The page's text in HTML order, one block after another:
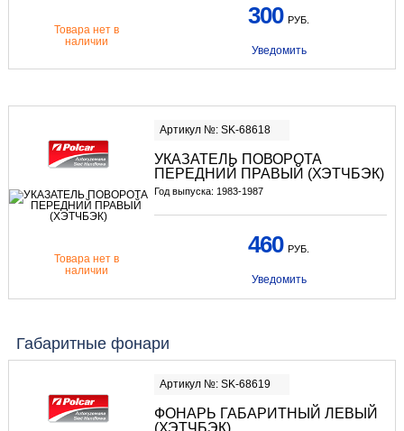
Товара нет в
наличии
300 РУБ.
Уведомить
Артикул №: SK-68618
УКАЗАТЕЛЬ ПОВОРОТА
ПЕРЕДНИЙ ПРАВЫЙ (ХЭТЧБЭК)
Год выпуска: 1983-1987
Товара нет в
наличии
460 РУБ.
Уведомить
Габаритные фонари
Артикул №: SK-68619
ФОНАРЬ ГАБАРИТНЫЙ ЛЕВЫЙ
(ХЭТЧБЭК)